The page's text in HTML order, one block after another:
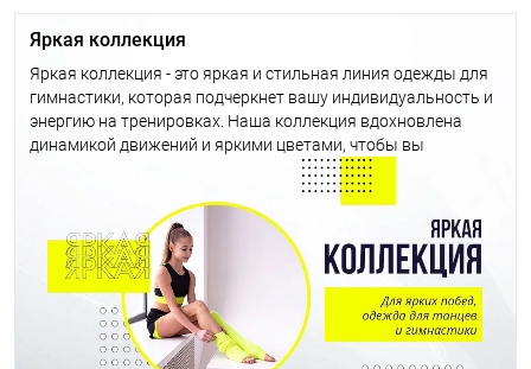
Яркая коллекция
Яркая коллекция - это яркая и стильная линия одежды для
гимнастики, которая подчеркнет вашу индивидуальность и
энергию на тренировках. Наша коллекция вдохновлена
динамикой движений и яркими цветами, чтобы вы
чувствовали себя уверенно и стильно на каждой